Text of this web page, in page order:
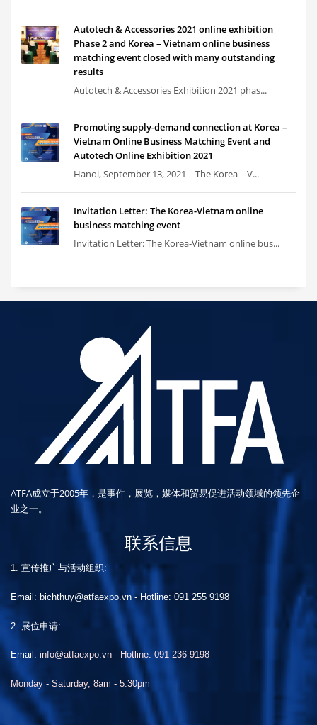
Autotech & Accessories 2021 online exhibition
Phase 2 and Korea – Vietnam online business
matching event closed with many outstanding
results
Autotech & Accessories Exhibition 2021 phas...
Promoting supply-demand connection at Korea –
Vietnam Online Business Matching Event and
Autotech Online Exhibition 2021
Hanoi, September 13, 2021 – The Korea – V...
Invitation Letter: The Korea-Vietnam online
business matching event
Invitation Letter: The Korea-Vietnam online bus...
ATFA成立于2005年，是事件，展览，媒体和贸易促进活动领域的领先企
业之一。
联系信息
1. 宣传推广与活动组织:
Email: bichthuy@atfaexpo.vn -Hotline: 091 255 9198
2. 展位申请:
Email: info@atfaexpo.vn - Hotline: 091 236 9198
Monday - Saturday, 8am - 5.30pm